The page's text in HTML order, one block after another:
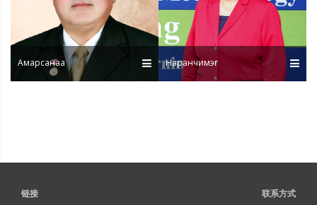
Тэнхимийн зорилт
Оюутныг бүх талаар чадваржуулах, тэдний
нийгмийн идэвхи оролцоог нэмэгдүүлэх
Зөв мэдлэг, хандлага, чадвар бүхий эрх зүйч
мэргэжилтэн бэлтгэх
20 жилийн сургалтын үйл ажиллагааны
Магадлан итгэмжлэгдсэн сургалтын хөтөлбөр
Амарсанаа Наранчимэг
链接 联系方式